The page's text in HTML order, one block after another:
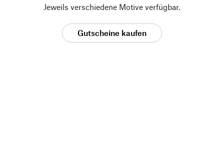
Jeweils verschiedene Motive verfügbar.
Gutscheine kaufen